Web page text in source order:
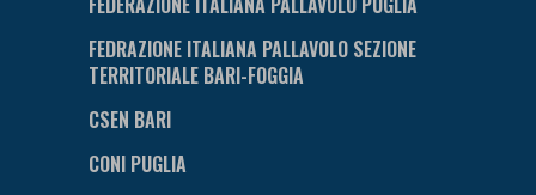
FEDRAZIONE ITALIANA PALLAVOLO SEZIONE
TERRITORIALE BARI-FOGGIA
CSEN BARI
CONI PUGLIA